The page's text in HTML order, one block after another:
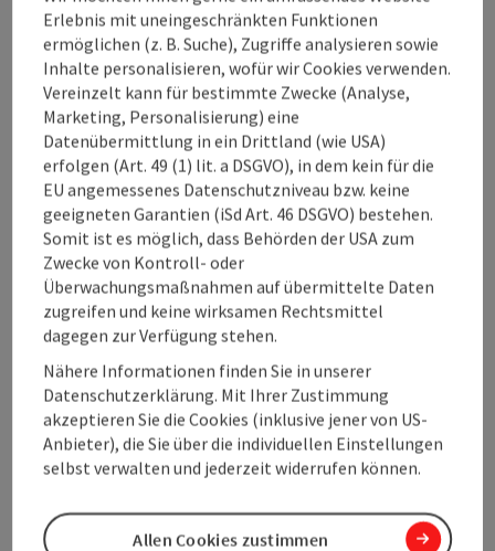
direkt am Dach
Verpflegung
Halbpension
Reiseablauf
Anreise und Bezug des Zimmers ab 15 Uhr, die
SkyLounge sowie die öffentliche Therme inkl.
Saunawelt kann jedoch bereits als Tagesgast
kostenlos genützt werden.
Mögliche Anreisetermine
Tägliche Anreise möglich!
Buchen / Anfrage
ab Preis
€ 678,00 pro Person
buchbar ab 1 Person
Reisezeitraum (01.10.2025 - 30.09.2026)
Erlebnis mit uneingeschränkten Funktionen
ermöglichen (z. B. Suche), Zugriffe analysieren sowie
Inhalte personalisieren, wofür wir Cookies verwenden.
Vereinzelt kann für bestimmte Zwecke (Analyse,
Marketing, Personalisierung) eine
Datenübermittlung in ein Drittland (wie USA)
erfolgen (Art. 49 (1) lit. a DSGVO), in dem kein für die
EU angemessenes Datenschutzniveau bzw. keine
geeigneten Garantien (iSd Art. 46 DSGVO) bestehen.
Somit ist es möglich, dass Behörden der USA zum
Zwecke von Kontroll- oder
Überwachungsmaßnahmen auf übermittelte Daten
zugreifen und keine wirksamen Rechtsmittel
dagegen zur Verfügung stehen.
Nähere Informationen finden Sie in unserer
Datenschutzerklärung. Mit Ihrer Zustimmung
akzeptieren Sie die Cookies (inklusive jener von US-
Anbieter), die Sie über die individuellen Einstellungen
selbst verwalten und jederzeit widerrufen können.
Allen Cookies zustimmen